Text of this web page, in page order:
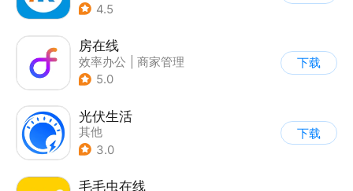
4.5
房在线
效率办公
商家管理
5.0
下载
光伏生活
其他
3.0
下载
毛毛虫在线